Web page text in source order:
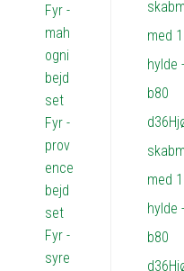
Fyr -
mah
ogni
bejd
set
Fyr -
prov
ence
bejd
set
Fyr -
syre